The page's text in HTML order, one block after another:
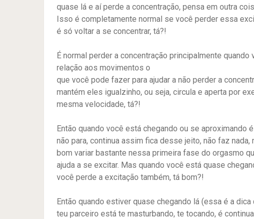
quase lá e aí perde a concentração, pensa em outra
Isso é completamente normal se você perder essa
é só voltar a se concentrar, tá?!
É normal perder a concentração principalmente
relação aos movimentos o
que você pode fazer para ajudar a não perder a
mantém eles igualzinho, ou seja, circula e aperta por
mesma velocidade, tá?!
Então quando você está chegando ou se aproximando
não para, continua assim fica desse jeito, não faz
bom variar bastante nessa primeira fase do orgasmo
ajuda a se excitar. Mas quando você está quase
você perde a excitação também, tá bom?!
Então quando estiver quase chegando lá (essa é a
teu parceiro está te masturbando, te tocando, é